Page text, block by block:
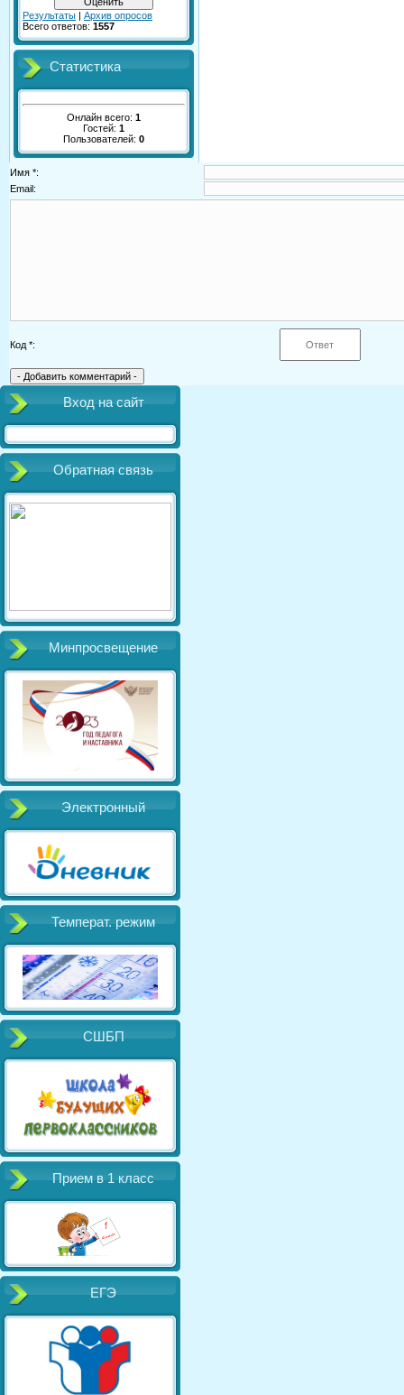
Результаты | Архив опросов
Всего ответов: 1557
Статистика
Онлайн всего: 1
Гостей: 1
Пользователей: 0
Имя *:
Email:
Код *:
Вход на сайт
Обратная связь
Минпросвещение
Электронный
Температ. режим
СШБП
Прием в 1 класс
ЕГЭ